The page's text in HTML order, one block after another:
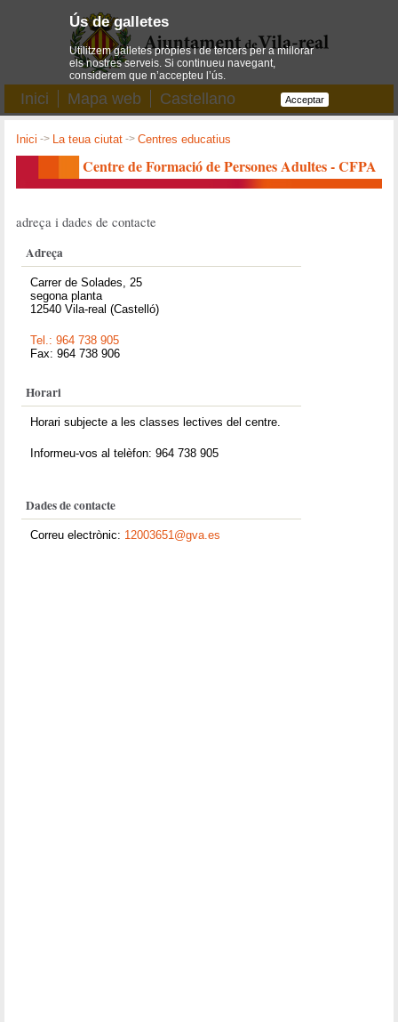
Inici Mapa web Castellano
Inici -> La teua ciutat ->Centres educatius
Centre de Formació de Persones Adultes - CFPA
adreça i dades de contacte
Adreça
Carrer de Solades, 25
segona planta
12540 Vila-real (Castelló)
Tel.: 964 738 905
Fax: 964 738 906
Horari
Horari subjecte a les classes lectives del centre.
Informeu-vos al telèfon: 964 738 905
Dades de contacte
Correu electrònic: 12003651@gva.es
Ús de galletes
Utilitzem galletes pròpies i de tercers per a millorar
els nostres serveis. Si continueu navegant,
considerem que n’accepteu l’ús.
Acceptar